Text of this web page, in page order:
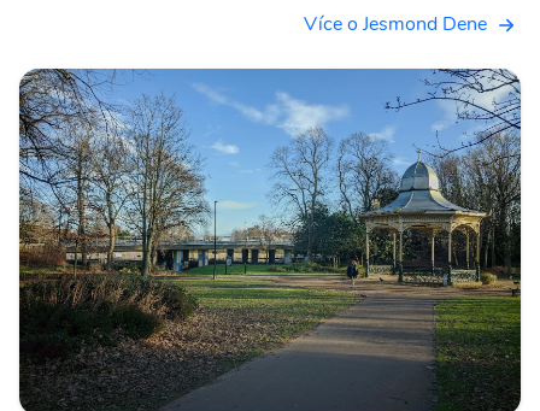
Více o Jesmond Dene